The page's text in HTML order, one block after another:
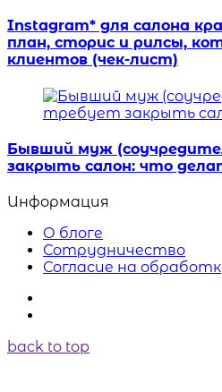
Instagram* для салона
план, сторис и рилсы,
клиентов (чек-лист)
Бывший муж
закрыть салон: что
Информация
О блоге
Сотрудничество
Согласие на
back to top